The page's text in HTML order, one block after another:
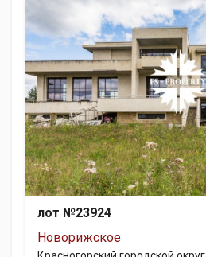
лот №23924
Новорижское